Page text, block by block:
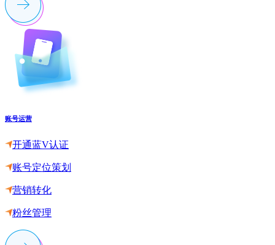
账号运营
开通蓝V认证
账号定位策划
营销转化
粉丝管理